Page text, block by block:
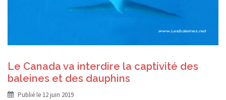
Le Canada va interdire la captivité des
baleines et des dauphins
Publié le 12 juin 2019